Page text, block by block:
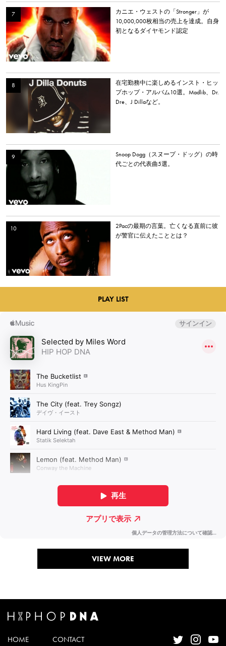
カニエ・ウェストの「Stronger」が
10,000,000枚相当の売上を達成。自身
初となるダイヤモンド認定
在宅勤務中に楽しめるインスト・ヒッ
プホップ・アルバム10選。Madlib、Dr.
Dre、J Dillaなど。
Snoop Dogg（スヌープ・ドッグ）の時
代ごとの代表曲5選。
2Pacの最期の言葉。亡くなる直前に彼
が警官に伝えたこととは？
PLAY LIST
VIEW MORE
HOME CONTACT